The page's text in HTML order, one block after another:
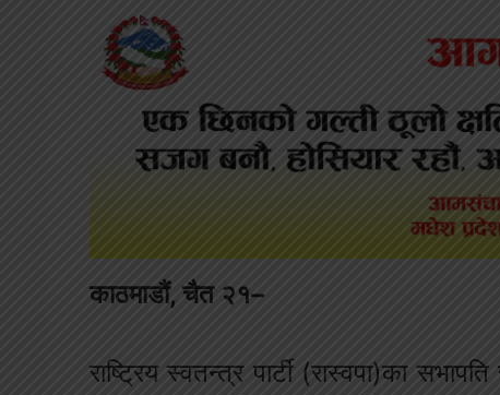
काठमाडौं, चैत २१–
राष्ट्रिय स्वतन्त्र पार्टी (रास्वपा)का